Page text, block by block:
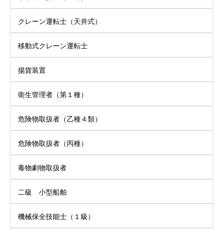
クレーン運転士（天井式）
移動式クレーン運転士
揚貨装置
衛生管理者（第１種）
危険物取扱者（乙種４類）
危険物取扱者（丙種）
毒物劇物取扱者
二級 小型船舶
機械保全技能士（１級）